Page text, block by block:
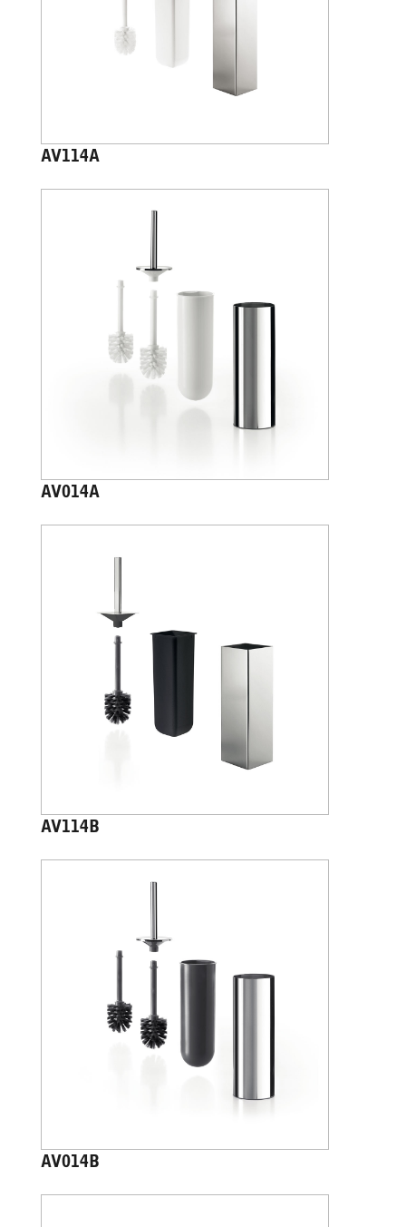
AV114A
AV014A
AV114B
AV014B